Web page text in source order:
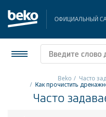
ОФИЦИАЛЬНЫЙ
Холодильники и
Beko Часто
Как прочистить
Часто